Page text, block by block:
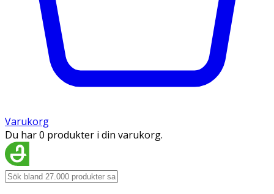
Varukorg
Du har 0 produkter i din varukorg.